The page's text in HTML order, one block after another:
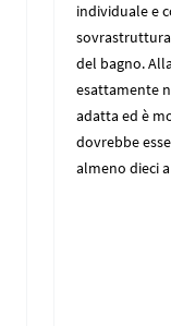
individuale e
del bagno.
esattamente
adatta ed è
dovrebbe
almeno dieci